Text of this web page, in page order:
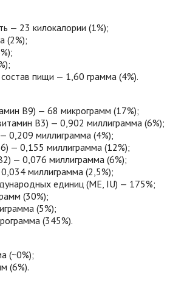
— 23 килокалории (1%);
(2%);
пищи — 1,60 грамма (4%).
B9) — 68 микрограмм (17%);
B3) — 0,902 миллиграмма (6%);
0,209 миллиграмма (4%);
— 0,155 миллиграмма (12%);
— 0,076 миллиграмма (6%);
миллиграмма (2,5%);
единиц (МЕ, IU) — 175%;
(30%);
(5%);
(345%).
(~0%);
(6%).